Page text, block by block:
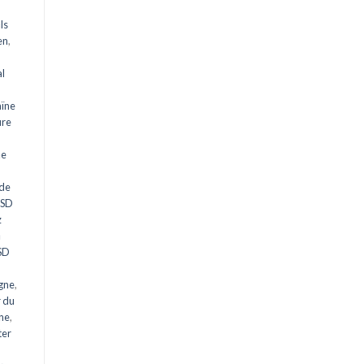
,
,
du
,